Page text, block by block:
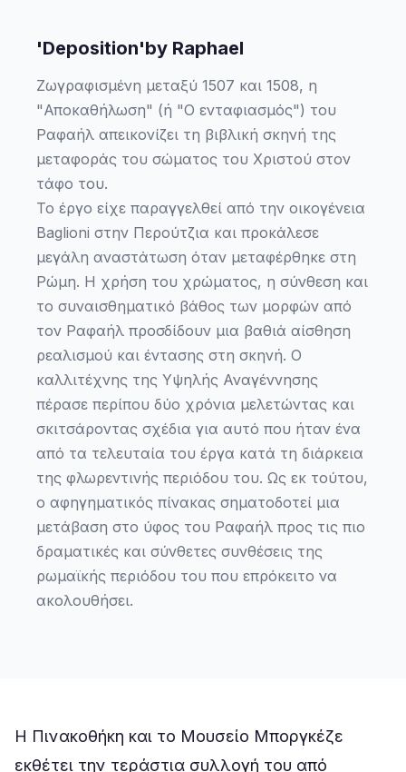
'Deposition'by Raphael
Ζωγραφισμένη μεταξύ 1507 και 1508, η
"Αποκαθήλωση" (ή "Ο ενταφιασμός") του
Ραφαήλ απεικονίζει τη βιβλική σκηνή της
μεταφοράς του σώματος του Χριστού στον
τάφο του.
Το έργο είχε παραγγελθεί από την οικογένεια
Baglioni στην Περούτζια και προκάλεσε
μεγάλη αναστάτωση όταν μεταφέρθηκε στη
Ρώμη. Η χρήση του χρώματος, η σύνθεση και
το συναισθηματικό βάθος των μορφών από
τον Ραφαήλ προσδίδουν μια βαθιά αίσθηση
ρεαλισμού και έντασης στη σκηνή. Ο
καλλιτέχνης της Υψηλής Αναγέννησης
πέρασε περίπου δύο χρόνια μελετώντας και
σκιτσάροντας σχέδια για αυτό που ήταν ένα
από τα τελευταία του έργα κατά τη διάρκεια
της φλωρεντινής περιόδου του. Ως εκ τούτου,
ο αφηγηματικός πίνακας σηματοδοτεί μια
μετάβαση στο ύφος του Ραφαήλ προς τις πιο
δραματικές και σύνθετες συνθέσεις της
ρωμαϊκής περιόδου του που επρόκειτο να
ακολουθήσει.
Η Πινακοθήκη και το Μουσείο Μποργκέζε
εκθέτει την τεράστια συλλογή του από